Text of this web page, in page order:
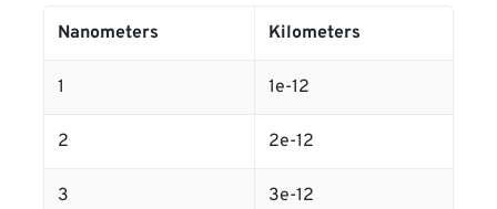
Nanometers Kilometers
1 1e-12
2 2e-12
3 3e-12